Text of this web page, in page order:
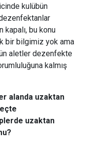
kulübün
kapalı, bu konu
bir bilgimiz yok ama
aletler dezenfekte
kalmış
alanda uzaktan
uzaktan